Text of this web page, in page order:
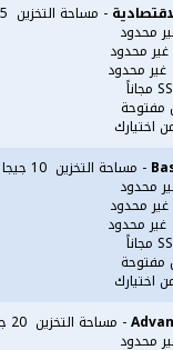
- مساحة التخزين 5 جيجا
محدود
غير محدود
غير محدود
مفتوحة
اختيارك
- مساحة التخزين 10 جيجا
محدود
غير محدود
غير محدود
مفتوحة
اختيارك
- مساحة التخزين 20 جيجا
محدود